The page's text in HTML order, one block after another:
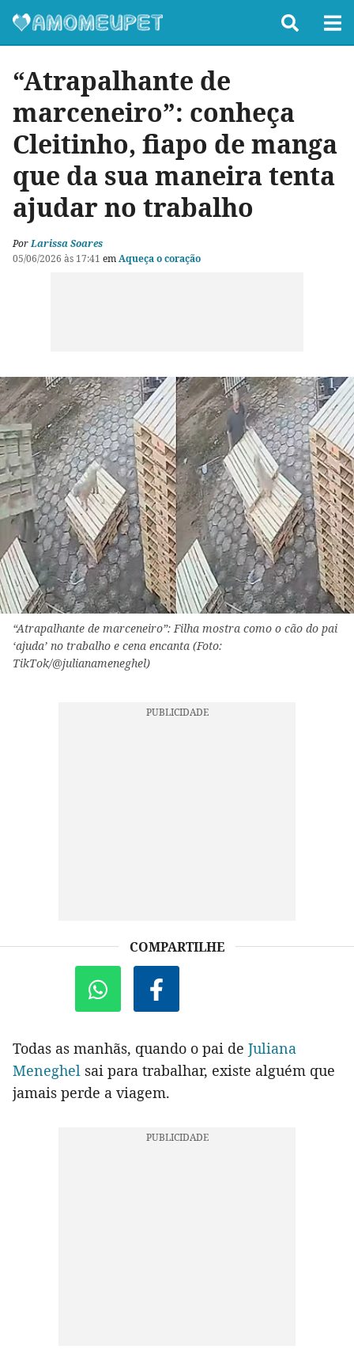
“Atrapalhante de
marceneiro”: conheça
Cleitinho, fiapo de manga
que da sua maneira tenta
ajudar no trabalho
PorLarissa Soares
05/06/2026 às 17:41 emAqueça o coração
“Atrapalhante de marceneiro”: Filha mostra como o cão do pai
‘ajuda’ no trabalho e cena encanta (Foto:
TikTok/@julianameneghel)
COMPARTILHE
Todas as manhãs, quando o pai de Juliana
Meneghel sai para trabalhar, existe alguém que
jamais perde a viagem.